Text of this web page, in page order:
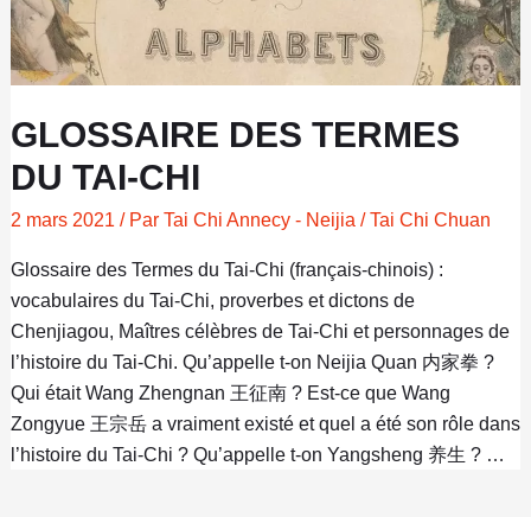
GLOSSAIRE DES TERMES
DU TAI-CHI
2 mars 2021 / Par Tai Chi Annecy - Neijia /Tai Chi Chuan
Glossaire des Termes du Tai-Chi (français-chinois) :
vocabulaires du Tai-Chi, proverbes et dictons de
Chenjiagou, Maîtres célèbres de Tai-Chi et personnages de
l’histoire du Tai-Chi. Qu’appelle t-on Neijia Quan 内家拳 ?
Qui était Wang Zhengnan 王征南 ? Est-ce que Wang
Zongyue 王宗岳 a vraiment existé et quel a été son rôle dans
l’histoire du Tai-Chi ? Qu’appelle t-on Yangsheng 养生 ? …